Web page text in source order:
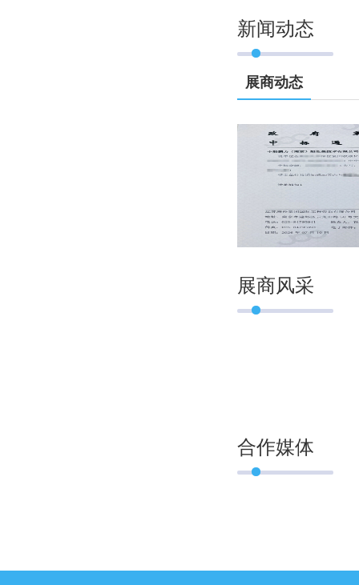
新闻动态
展商动态